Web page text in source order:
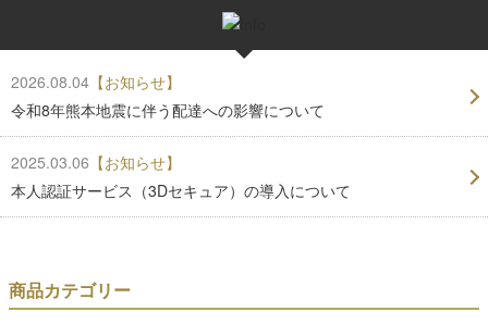
2026.08.04 【お知らせ】
令和8年熊本地震に伴う配達への影響について
2025.03.06 【お知らせ】
本人認証サービス（3Dセキュア）の導入について
商品カテゴリー